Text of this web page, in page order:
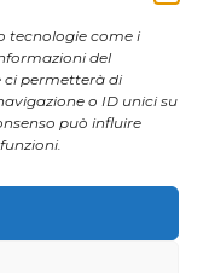
tecnologie come i
del
ci permetterà di
o ID unici su
può influire